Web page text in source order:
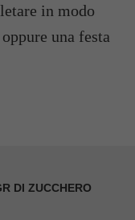
in modo
una festa
DI ZUCCHERO